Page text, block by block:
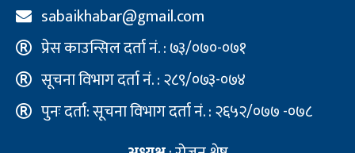
sabaikhabar@gmail.com
प्रेस काउन्सिल दर्ता नं. : ७३/०७०-०७१
सूचना विभाग दर्ता नं. : २८९/०७३-०७४
पुनः दर्ता: सूचना विभाग दर्ता नं. : २६५२/०७७ -०७८